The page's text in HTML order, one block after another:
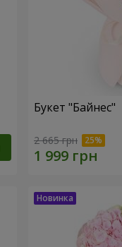
Букет "Байнес"
2 665 грн